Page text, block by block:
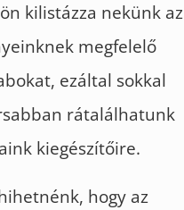
kilistázza nekünk az
megfelelő
ezáltal sokkal
rátalálhatunk
kiegészítőire.
hogy az